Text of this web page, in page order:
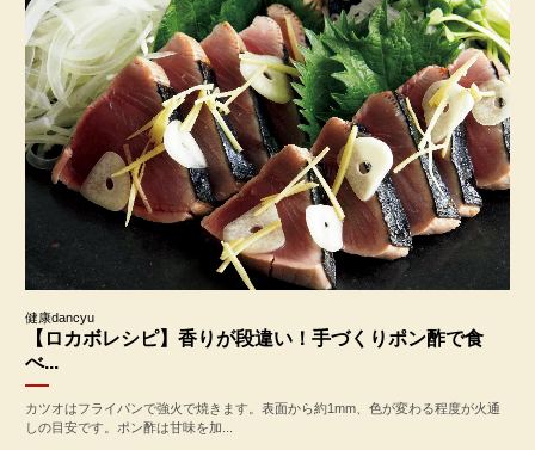
健康dancyu
【ロカボレシピ】香りが段違い！手づくりポン酢で食
べ...
カツオはフライパンで強火で焼きます。表面から約1mm、色が変わる程度が火通
しの目安です。ポン酢は甘味を加...